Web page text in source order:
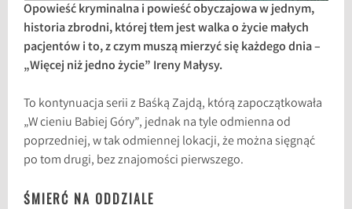
Opowieść kryminalna i powieść obyczajowa w jednym,
historia zbrodni, której tłem jest walka o życie małych
pacjentów i to, z czym muszą mierzyć się każdego dnia –
„Więcej niż jedno życie” Ireny Małysy.
To kontynuacja serii z Baśką Zajdą, którą zapoczątkowała
„W cieniu Babiej Góry”, jednak na tyle odmienna od
poprzedniej, w tak odmiennej lokacji, że można sięgnąć
po tom drugi, bez znajomości pierwszego.
ŚMIERĆ NA ODDZIALE